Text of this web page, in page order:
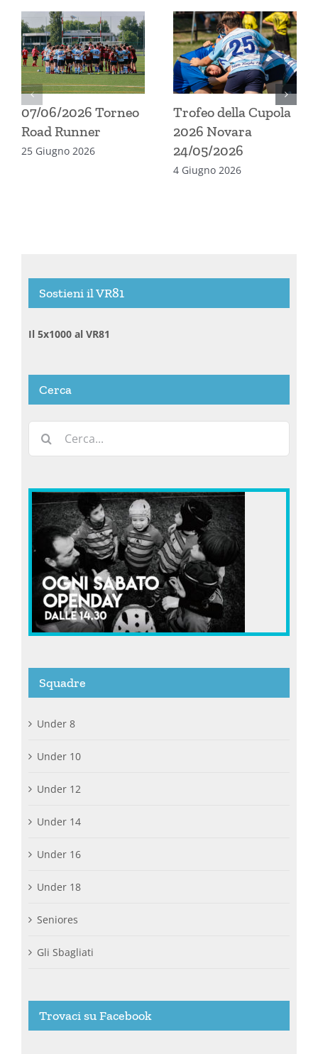
07/06/2026 Torneo
Road Runner
25 Giugno 2026
Trofeo della Cupola
2026 Novara
24/05/2026
4 Giugno 2026
Sostieni il VR81
Il 5x1000 al VR81
Cerca
per:
Squadre
Under 8
Under 10
Under 12
Under 14
Under 16
Under 18
Seniores
Gli Sbagliati
Trovaci su Facebook